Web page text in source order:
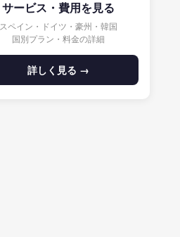
サービス・費用を見る
スペイン・ドイツ・豪州・韓国
国別プラン・料金の詳細
詳しく見る →